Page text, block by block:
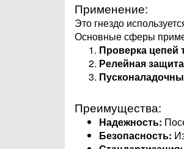
Применение:
Это гнездо
Основные сферы
Проверка цепей
Релейная
Преимущества:
Надежность:
Безопасность: